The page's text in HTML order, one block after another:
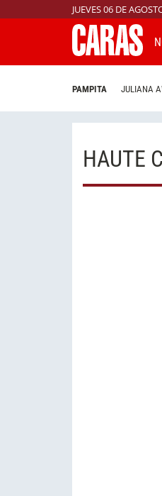
JUEVES 06 DE
PAMPITA JULIANA
HAUTE